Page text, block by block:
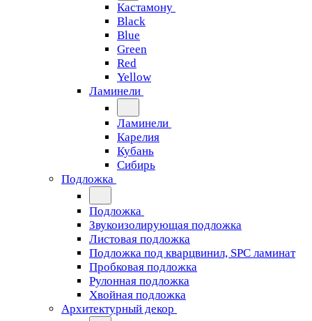
Кастамону
Black
Blue
Green
Red
Yellow
Ламинели
Ламинели
Карелия
Кубань
Сибирь
Подложка
Подложка
Звукоизолирующая подложка
Листовая подложка
Подложка под кварцвинил, SPC ламинат
Пробковая подложка
Рулонная подложка
Хвойная подложка
Архитектурный декор